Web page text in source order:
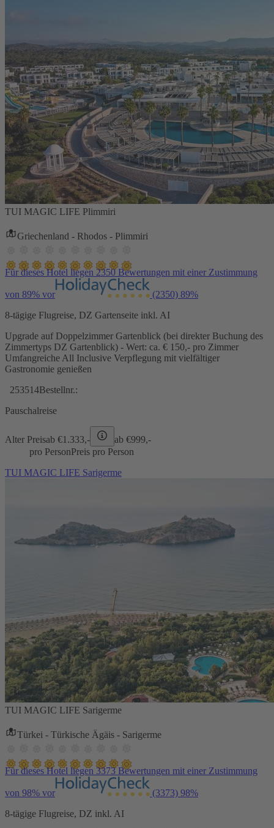
TUI MAGIC LIFE Plimmiri
Griechenland - Rhodos - Plimmiri
Für dieses Hotel liegen 2350 Bewertungen mit einer Zustimmung
von 89% vor (2350) 89%
8-tägige Flugreise, DZ Gartenseite inkl. AI
Upgrade auf Doppelzimmer Gartenblick (bei direkter Buchung des
Zimmertyps DZ Gartenblick) - Wert: ca. € 150,- pro Zimmer
Umfangreiche All Inclusive Verpflegung mit vielfältiger
Gastronomie genießen
253514Bestellnr.:
Pauschalreise
Alter Preisab €1.333,- ab €999,-
pro PersonPreis pro Person
TUI MAGIC LIFE Sarigerme
TUI MAGIC LIFE Sarigerme
Türkei - Türkische Ägäis - Sarigerme
Für dieses Hotel liegen 3373 Bewertungen mit einer Zustimmung
von 98% vor (3373) 98%
8-tägige Flugreise, DZ inkl. AI